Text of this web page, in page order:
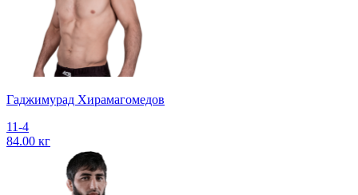
Гаджимурад Хирамагомедов
11-4
84.00 кг